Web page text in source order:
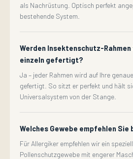
als Nachrüstung. Optisch perfekt
bestehende System.
Werden Insektenschutz-
einzeln gefertigt?
Ja – jeder Rahmen wird auf Ihre
gefertigt. So sitzt er perfekt und hält
Universalsystem von der Stange.
Welches Gewebe empfehlen
Für Allergiker empfehlen wir ein
Pollenschutzgewebe mit engerer